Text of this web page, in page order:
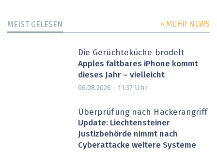
MEIST GELESEN » MEHR NEWS
Die Gerüchteküche brodelt
Apples faltbares iPhone kommt
dieses Jahr – vielleicht
06.08.2026 - 11:37 Uhr
Überprüfung nach Hackerangriff
Update: Liechtensteiner
Justizbehörde nimmt nach
Cyberattacke weitere Systeme